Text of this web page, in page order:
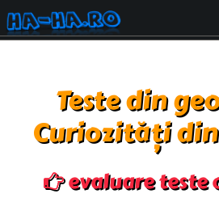
Teste din
Curiozități din
evaluare teste